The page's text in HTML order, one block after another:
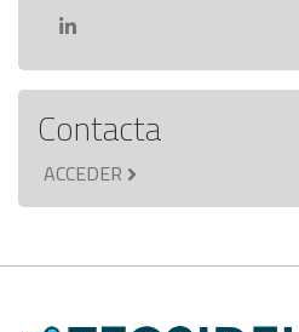
Contacta
ACCEDER